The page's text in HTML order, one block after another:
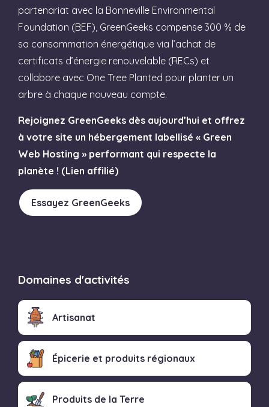
partenariat avec la Bonneville Environmental
Foundation (BEF), GreenGeeks compense 300 % de
sa consommation énergétique via l’achat de
certificats d’énergie renouvelable (RECs) et
collabore avec One Tree Planted pour planter un
arbre à chaque nouveau compte.
Rejoignez GreenGeeks dès aujourd’hui et offrez
à votre site un hébergement labellisé « Green
Web Hosting » performant qui respecte la
planète ! (Lien affilié)
Essayez GreenGeeks
Domaines d'activités
Artisanat
Épicerie et produits régionaux
Produits de la Terre